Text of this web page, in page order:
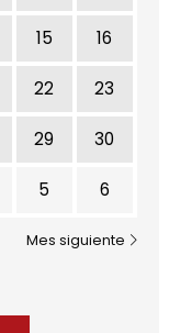
15 16
22 23
29 30
5 6
Mes siguiente